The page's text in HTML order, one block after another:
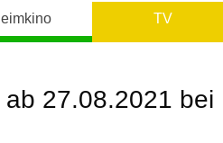
TV
27.08.2021 bei